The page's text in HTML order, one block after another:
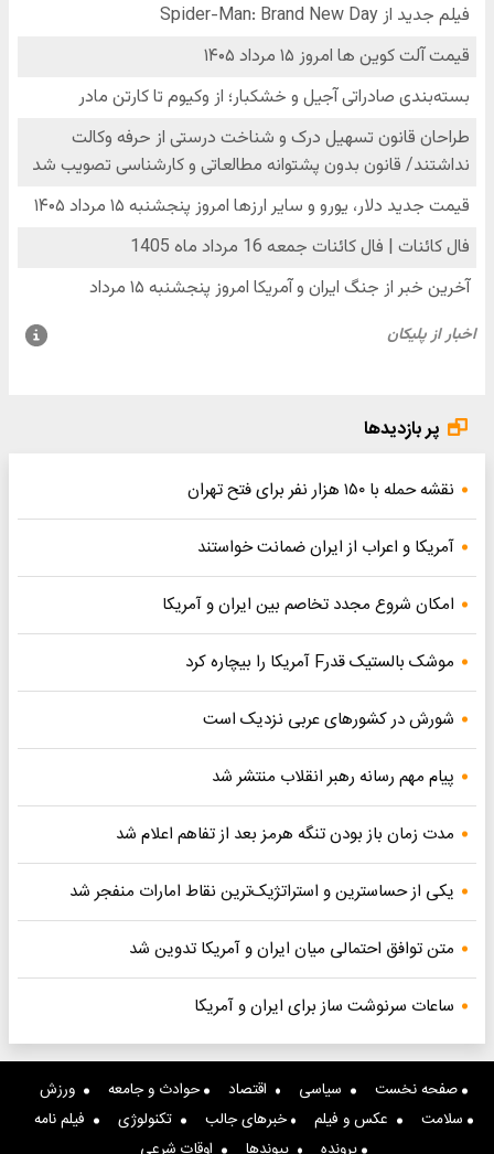
پر بازدیدها
نقشه حمله با ۱۵۰ هزار نفر برای فتح تهران
آمریکا و اعراب از ایران ضمانت خواستند
امکان شروع مجدد تخاصم‌ بین ایران و آمریکا
موشک بالستیک قدرF آمریکا را بیچاره کرد
شورش در کشورهای عربی نزدیک است
پیام مهم رسانه رهبر انقلاب منتشر شد
مدت زمان باز بودن تنگه هرمز بعد از تفاهم اعلام شد
یکی از حساسترین و استراتژیک‌ترین نقاط امارات منفجر شد
متن توافق احتمالی میان ایران و آمریکا تدوین شد
ساعات سرنوشت ساز برای ایران و آمریکا
صفحه نخست سیاسی اقتصاد حوادث و جامعه
ورزش
سلامت
عکس و فیلم خبرهای جالب تکنولوژی
فیلم نامه